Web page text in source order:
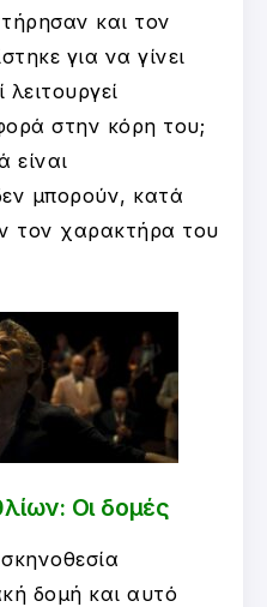
και τον
για να γίνει
στην κόρη του;
είναι
μπορούν, κατά
τον χαρακτήρα του
Οι δομές
δομή και αυτό